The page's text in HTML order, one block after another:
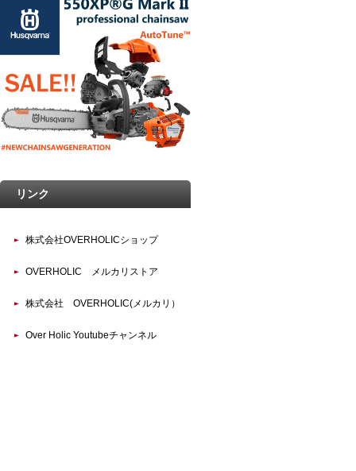
リンク
株式会社OVERHOLICショップ
OVERHOLIC メルカリストア
株式会社 OVERHOLIC(メルカリ）
Over Holic Youtubeチャンネル